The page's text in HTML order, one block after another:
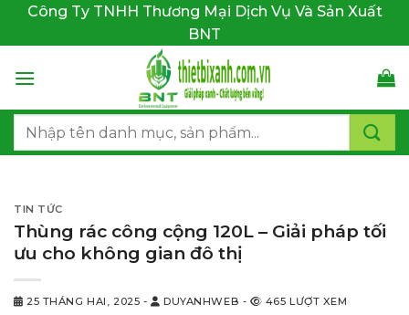
dung
Công Ty TNHH Thương Mại Dịch Vụ Và Sản Xuất
BNT
Tìm
TIN TỨC
Thùng rác công cộng 120L – Giải pháp tối
ưu cho không gian đô thị
25 THÁNG HAI, 2025 - DUYANHWEB - 465 LƯỢT XEM